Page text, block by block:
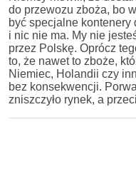
do przewozu zboża, bo
być specjalne kontenery
i nic nie ma. My nie
przez Polskę. Oprócz
to, że nawet to zboże,
Niemiec, Holandii czy
bez konsekwencji.
zniszczyło rynek, a